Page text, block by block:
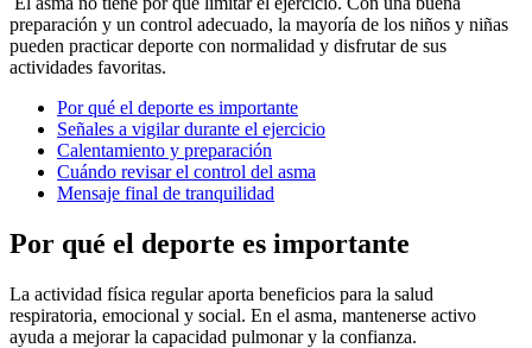
preparación y un control adecuado, la mayoría de los niños y niñas
pueden practicar deporte con normalidad y disfrutar de sus
actividades favoritas.
Por qué el deporte es importante
Señales a vigilar durante el ejercicio
Calentamiento y preparación
Cuándo revisar el control del asma
Mensaje final de tranquilidad
Por qué el deporte es importante
La actividad física regular aporta beneficios para la salud
respiratoria, emocional y social. En el asma, mantenerse activo
ayuda a mejorar la capacidad pulmonar y la confianza.